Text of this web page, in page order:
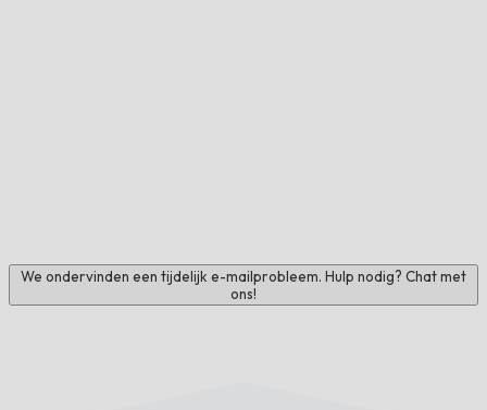
We ondervinden een tijdelijk e-mailprobleem. Hulp nodig? Chat met
ons!